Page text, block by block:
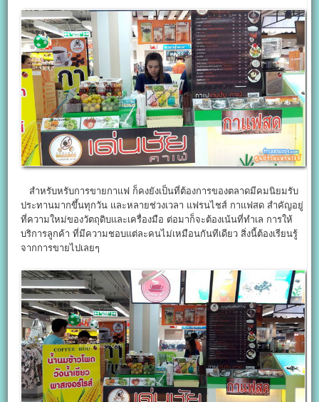
สำหรับหรับการขายกาแฟ ก็คงยังเป็นที่ต้องการของตลาดมีคมนิยมรับ
ประทานมากขึ้นทุกวัน และหลายช่วงเวลา แฟรนไชส์ กาแฟสด สำคัญอยู่
ที่ความใหม่ของวัตถุดิบและเครื่องมือ ต่อมาก็จะต้องเน้นที่ทำเล การให้
บริการลูกค้า ที่มีความชอบแต่ละคนไม่เหมือนกันทีเดียว สิ่งนี้ต้องเรียนรู้
จากการขายไปเลยๆ